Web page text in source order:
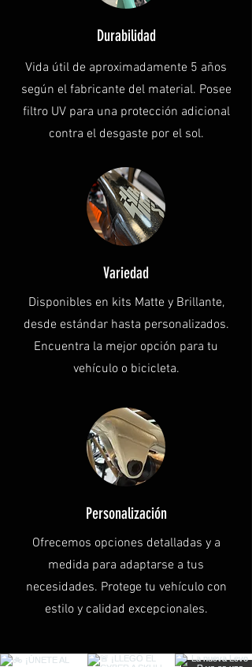
Durabilidad
Vida útil de aproximadamente 5 años
según el fabricante del material. Posee
filtro UV para una protección adicional
contra el desgaste por el sol.
Variedad
Disponibles en kits Matte y Brillante,
desde estándar hasta personalizados.
Encuentra la mejor opción para tu
vehículo o bicicleta.
Personalización
Ofrecemos opciones detalladas y a
medida para adaptarse a tus
necesidades. Protege tu vehículo con
estilo y calidad excepcionales.